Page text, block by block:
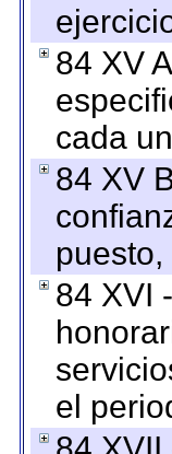
84 XV
cada
84 XV
84 XVI
el